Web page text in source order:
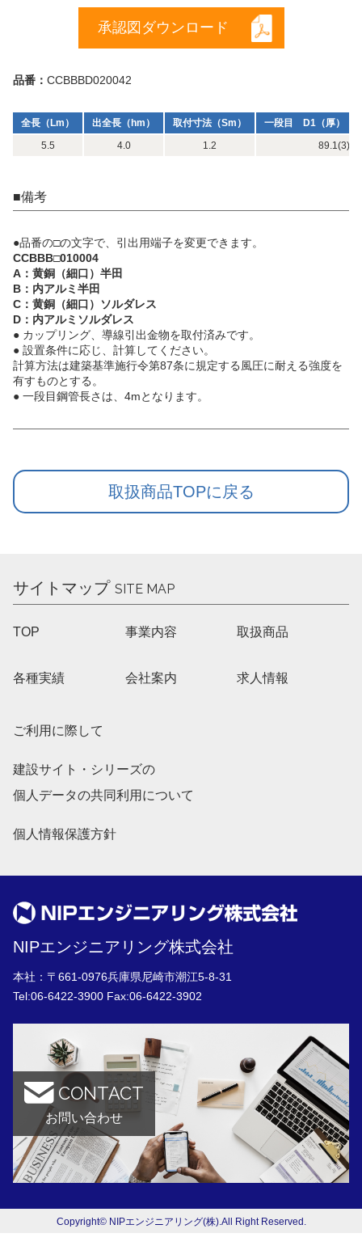
承認図ダウンロード
品番： CCBBBD020042
全長（Lm） 出全長（hm） 取付寸法（Sm）
一段目 D1（厚）（
5.5
4.0 1.2 89.1(3) x
■備考
●品番の□の文字で、引出用端子を変更できます。
CCBBB□010004
A：黄銅（細口）半田
B：内アルミ半田
C：黄銅（細口）ソルダレス
D：内アルミソルダレス
● カップリング、導線引出金物を取付済みです。
● 設置条件に応じ、計算してください。
計算方法は建築基準施行令第87条に規定する風圧に耐える強度を
有すものとする。
● 一段目鋼管長さは、4mとなります。
取扱商品TOPに戻る
サイトマップ SITE MAP
TOP 事業内容 取扱商品
各種実績 会社案内 求人情報
ご利用に際して
建設サイト・シリーズの
個人データの共同利用について
個人情報保護方針
NIPエンジニアリング株式会社
本社：〒661-0976兵庫県尼崎市潮江5-8-31
Tel:06-6422-3900 Fax:06-6422-3902
CONTACT
お問い合わせ
Copyright© NIPエンジニアリング(株).All Right Reserved.